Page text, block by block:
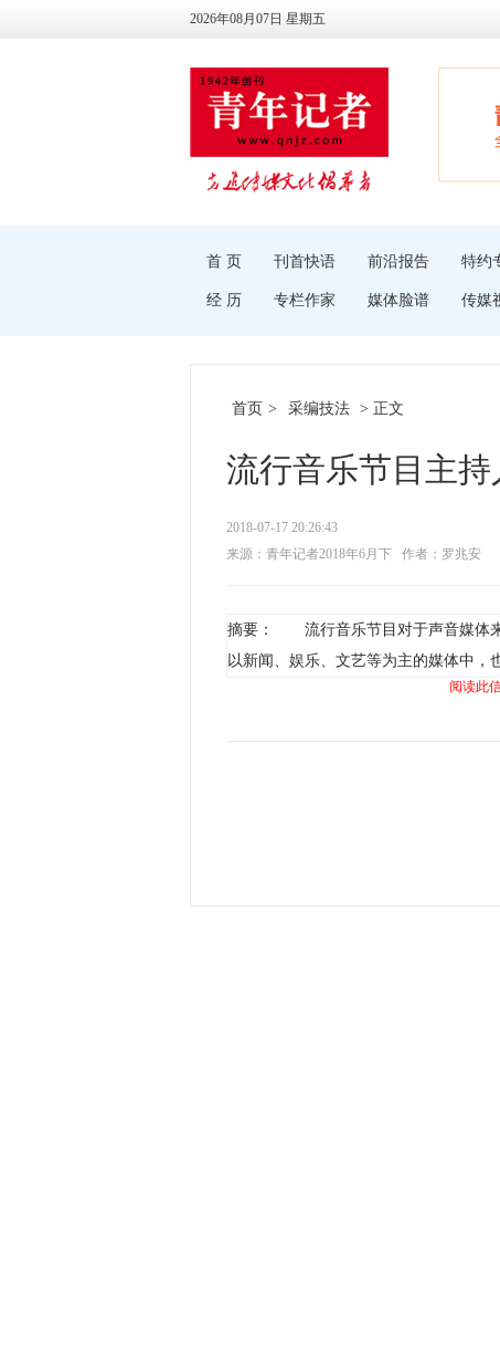
2026年08月07日 星期五
首 页 刊首快语 前沿报告 特约
经 历 专栏作家 媒体脸谱 传媒
首页 > 采编技法 > 正文
流行音乐节目主
2018-07-17 20:26:43
来源：青年记者2018年6月下
作者：罗兆安
摘要： 流行音乐节目对于声音媒体来
以新闻、娱乐、文艺等为主的媒体中，
阅读此